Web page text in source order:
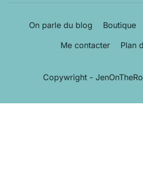
On parle du blog Boutique
Me contacter
Plan
Copywright -